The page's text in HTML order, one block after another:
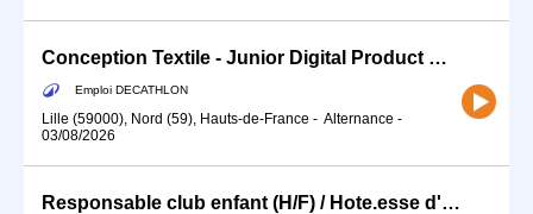
Conception Textile - Junior Digital Product Manager - Apprentissage (f/m/d)
Emploi DECATHLON
Lille (59000), Nord (59), Hauts-de-France - Alternance -
03/08/2026
Responsable club enfant (H/F) / Hote.esse d'accueil